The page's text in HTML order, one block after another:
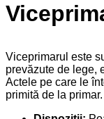
Viceprimarul este
prevăzute de lege,
Actele pe care le
primită de la